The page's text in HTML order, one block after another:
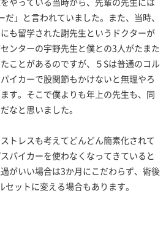
だ」と言われていました。また、当時、
も留学された謝先生というドクターが
ンターの宇野先生と僕との3人がたまた
ことがあるのですが、５Sは普通のコル
イカーで股関節もかけないと無理やろ
す。そこで僕よりも年上の先生も、同
なと思いました。
トレスも考えてどんどん簡素化されて
パイカーを使わなくなってきていると
がいい場合は3か月にこだわらず、術後
ットに変える場合もあります。